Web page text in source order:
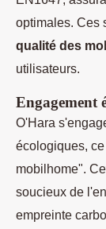
optimales. Ces
qualité des
utilisateurs.
Engagement
O'Hara
écologiques,
mobilhome".
soucieux de
empreinte